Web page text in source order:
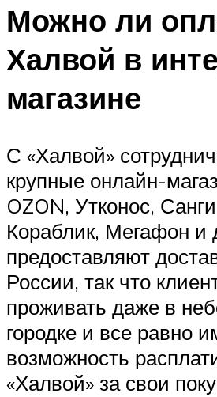
Можно ли
Халвой в
магазине
С «Халвой»
крупные онлайн-
OZON, Утконос,
Кораблик, Мегафон и
предоставляют
России, так что
проживать даже в
городке и все равно
возможность
«Халвой» за свои